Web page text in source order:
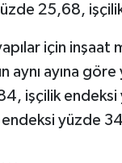
25,68,
yapılar için
aynı ayına
işçilik endeksi
yüzde